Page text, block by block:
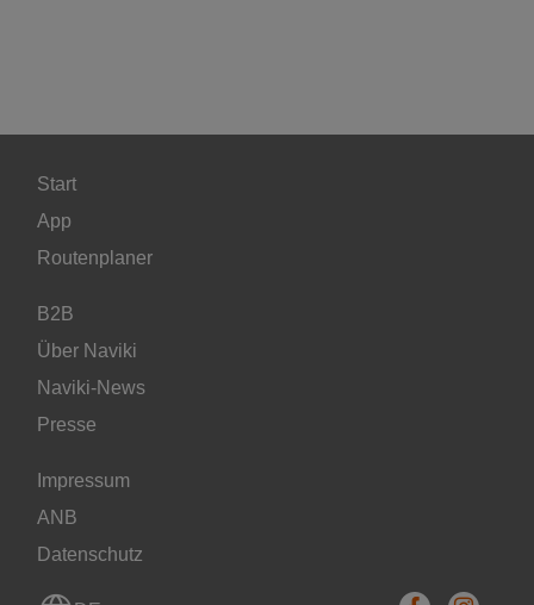
Start
App
Routenplaner
B2B
Über Naviki
Naviki-News
Presse
Impressum
ANB
Datenschutz